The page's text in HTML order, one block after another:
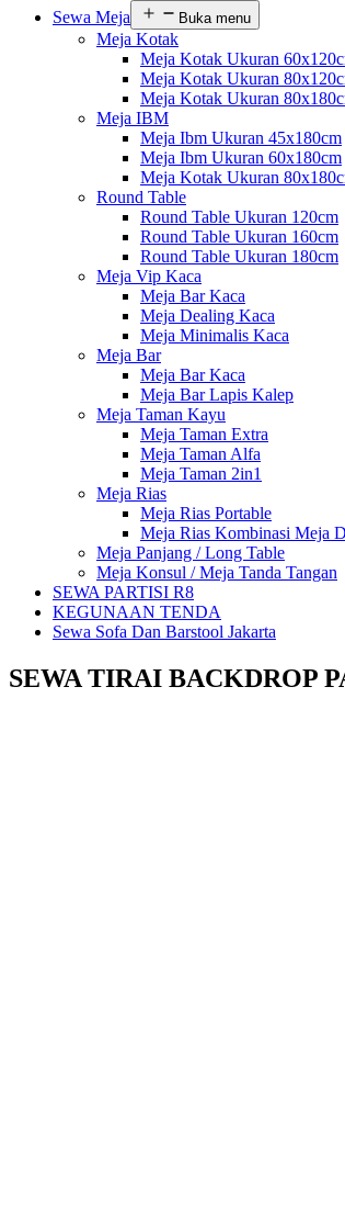
Sewa Meja
Buka menu
Meja Kotak
Meja Kotak Ukuran
Meja Kotak Ukuran
Meja Kotak Ukuran
Meja IBM
Meja Ibm Ukuran 45x180cm
Meja Ibm Ukuran 60x180cm
Meja Kotak Ukuran
Round Table
Round Table Ukuran 120cm
Round Table Ukuran 160cm
Round Table Ukuran 180cm
Meja Vip Kaca
Meja Bar Kaca
Meja Dealing Kaca
Meja Minimalis Kaca
Meja Bar
Meja Bar Kaca
Meja Bar Lapis Kalep
Meja Taman Kayu
Meja Taman Extra
Meja Taman Alfa
Meja Taman 2in1
Meja Rias
Meja Rias Portable
Meja Rias Kombinasi Meja
Meja Panjang / Long Table
Meja Konsul / Meja Tanda Tangan
SEWA PARTISI R8
KEGUNAAN TENDA
Sewa Sofa Dan Barstool Jakarta
SEWA TIRAI BACKDROP